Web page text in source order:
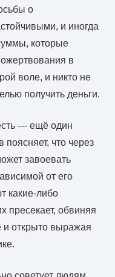
о
и иногда
которые
в
воле, и никто не
получить деньги.
— ещё один
что через
завоевать
от его
какие-либо
пресекает, обвиняя
и открыто выражая